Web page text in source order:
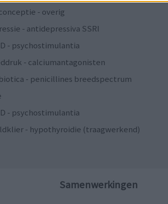
- overig
- antidepressiva SSRI
- psychostimulantia
- calciumantagonisten
- penicillines breedspectrum
- psychostimulantia
- hypothyroidie (traagwerkend)
Samenwerkingen